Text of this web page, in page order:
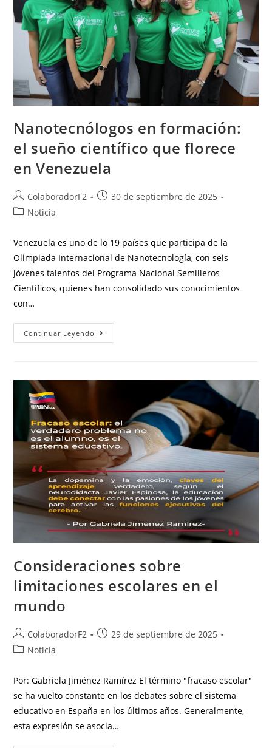
Nanotecnólogos en formación:
el sueño científico que florece
en Venezuela
ColaboradorF2
30 de septiembre de 2025
Noticia
Venezuela es uno de lo 19 países que participa de la
Olimpiada Internacional de Nanotecnología, con seis
jóvenes talentos del Programa Nacional Semilleros
Científicos, quienes han consolidado sus conocimientos
con…
Continuar Leyendo
Consideraciones sobre
limitaciones escolares en el
mundo
ColaboradorF2
29 de septiembre de 2025
Noticia
Por: Gabriela Jiménez Ramírez El término "fracaso escolar"
se ha vuelto constante en los debates sobre el sistema
educativo en España en los últimos años. Generalmente,
esta expresión se asocia…